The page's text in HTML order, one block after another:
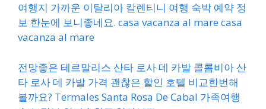
여행지 가까운 이탈리아 칼렌티니 여행 숙박 예약 정
보 한눈에 보니좋네요. casa vacanza al mare casa
vacanza al mare
전망좋은 테르말리스 산타 로사 데 카발 콜롬비아 산
타 로사 데 카발 가격 괜찮은 할인 호텔 비교한번해
볼까요? Termales Santa Rosa De Cabal 가족여행